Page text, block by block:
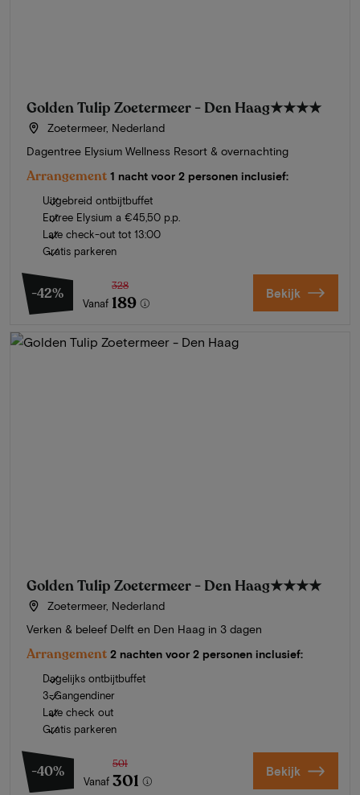
Golden Tulip Zoetermeer - Den Haag★★★★
Zoetermeer, Nederland
Dagentree Elysium Wellness Resort & overnachting
Arrangement 1 nacht voor 2 personen inclusief:
Uitgebreid ontbijtbuffet
Entree Elysium a €45,50 p.p.
Late check-out tot 13:00
Gratis parkeren
-42%
Vanaf
328
189 Bekijk
Golden Tulip Zoetermeer - Den Haag★★★★
Zoetermeer, Nederland
Verken & beleef Delft en Den Haag in 3 dagen
Arrangement 2 nachten voor 2 personen inclusief:
Dagelijks ontbijtbuffet
3-Gangendiner
Late check out
Gratis parkeren
-40%
Vanaf
501
301 Bekijk